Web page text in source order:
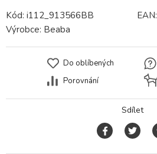
Kód: i112_913566BB EAN:
Výrobce: Beaba
Do oblíbených
Porovnání
Sdílet